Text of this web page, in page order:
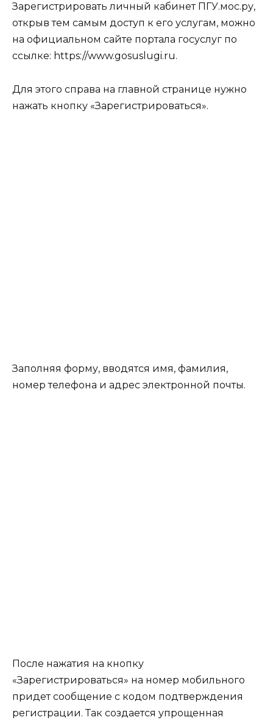
Зарегистрировать личный кабинет ПГУ.мос.ру,
открыв тем самым доступ к его услугам, можно
на официальном сайте портала госуслуг по
ссылке: https://www.gosuslugi.ru.
Для этого справа на главной странице нужно
нажать кнопку «Зарегистрироваться».
Заполняя форму, вводятся имя, фамилия,
номер телефона и адрес электронной почты.
После нажатия на кнопку
«Зарегистрироваться» на номер мобильного
придет сообщение с кодом подтверждения
регистрации. Так создается упрощенная